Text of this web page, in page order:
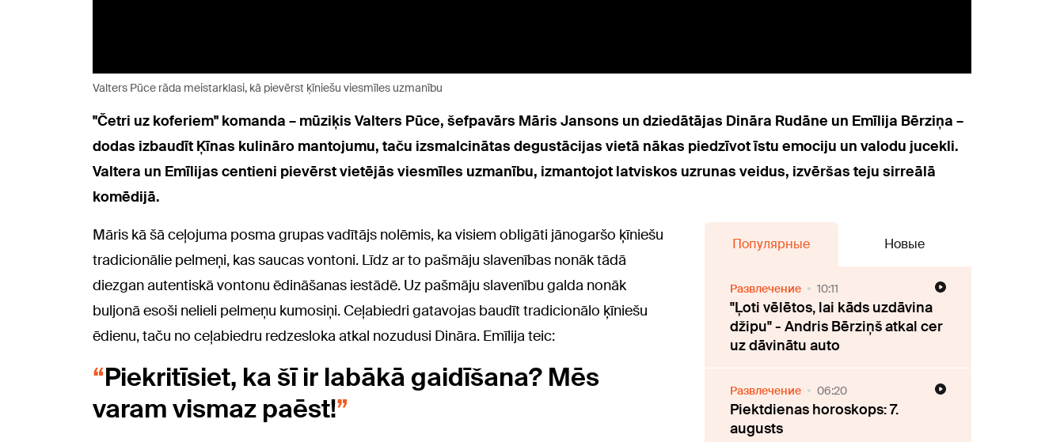
Valters Pūce rāda meistarklasi, kā pievērst ķīniešu viesmīles uzmanību
"Četri uz koferiem" komanda – mūziķis Valters Pūce, šefpavārs Māris Jansons un dziedātājas Dināra Rudāne un Emīlija Bērziņa –
dodas izbaudīt Ķīnas kulināro mantojumu, taču izsmalcinātas degustācijas vietā nākas piedzīvot īstu emociju un valodu jucekli.
Valtera un Emīlijas centieni pievērst vietējās viesmīles uzmanību, izmantojot latviskos uzrunas veidus, izvēršas teju sirreālā
komēdijā.
Māris kā šā ceļojuma posma grupas vadītājs nolēmis, ka visiem obligāti jānogaršo ķīniešu
tradicionālie pelmeņi, kas saucas vontoni. Līdz ar to pašmāju slavenības nonāk tādā
diezgan autentiskā vontonu ēdināšanas iestādē. Uz pašmāju slavenību galda nonāk
buljonā esoši nelieli pelmeņu kumosiņi. Ceļabiedri gatavojas baudīt tradicionālo ķīniešu
ēdienu, taču no ceļabiedru redzesloka atkal nozudusi Dināra. Emīlija teic:
Piekritīsiet, ka šī ir labākā gaidīšana? Mēs
varam vismaz paēst!
Популярные Новые
Развлечение 10:11
"Ļoti vēlētos, lai kāds uzdāvina
džipu" - Andris Bērziņš atkal cer
uz dāvinātu auto
Развлечение 06:20
Piektdienas horoskops: 7.
augusts